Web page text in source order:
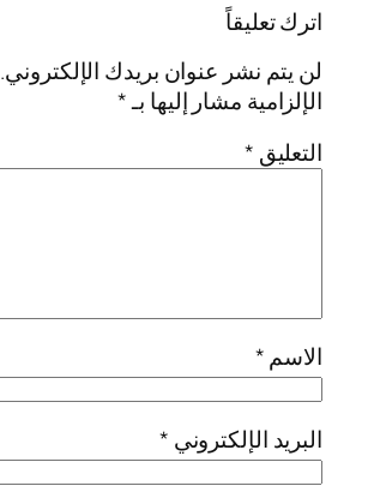
اترك تعليقاً
لن يتم نشر عنوان بريدك الإلكتروني.
الإلزامية مشار إليها بـ*
التعليق *
الاسم*
البريد الإلكتروني *